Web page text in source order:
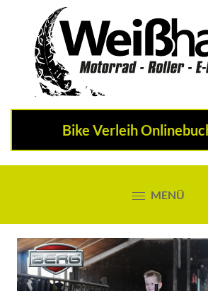
Hauptnavigation
springen
content
Weißhaupt
Benediktbeuern
Motorrad
|
|
E-
Bike Verleih
MENÜ